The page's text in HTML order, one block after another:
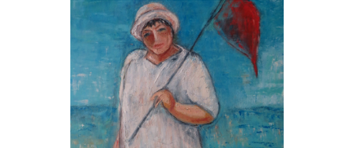
О Доме учёных
Виртуальный тур
Контакты